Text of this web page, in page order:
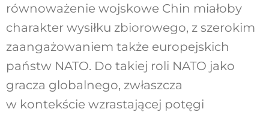
równoważenie wojskowe Chin miałoby
charakter wysiłku zbiorowego, z szerokim
zaangażowaniem także europejskich
państw NATO. Do takiej roli NATO jako
gracza globalnego, zwłaszcza
w kontekście wzrastającej potęgi